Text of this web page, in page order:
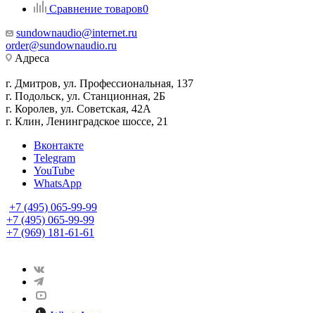
Сравнение товаров0
sundownaudio@internet.ru
order@sundownaudio.ru
Адреса
г. Дмитров, ул. Профессиональная, 137
г. Подольск, ул. Станционная, 2Б
г. Королев, ул. Советская, 42А
г. Клин, Ленинградское шоссе, 21
Вконтакте
Telegram
YouTube
WhatsApp
+7 (495) 065-99-99
+7 (495) 065-99-99
+7 (969) 181-61-61